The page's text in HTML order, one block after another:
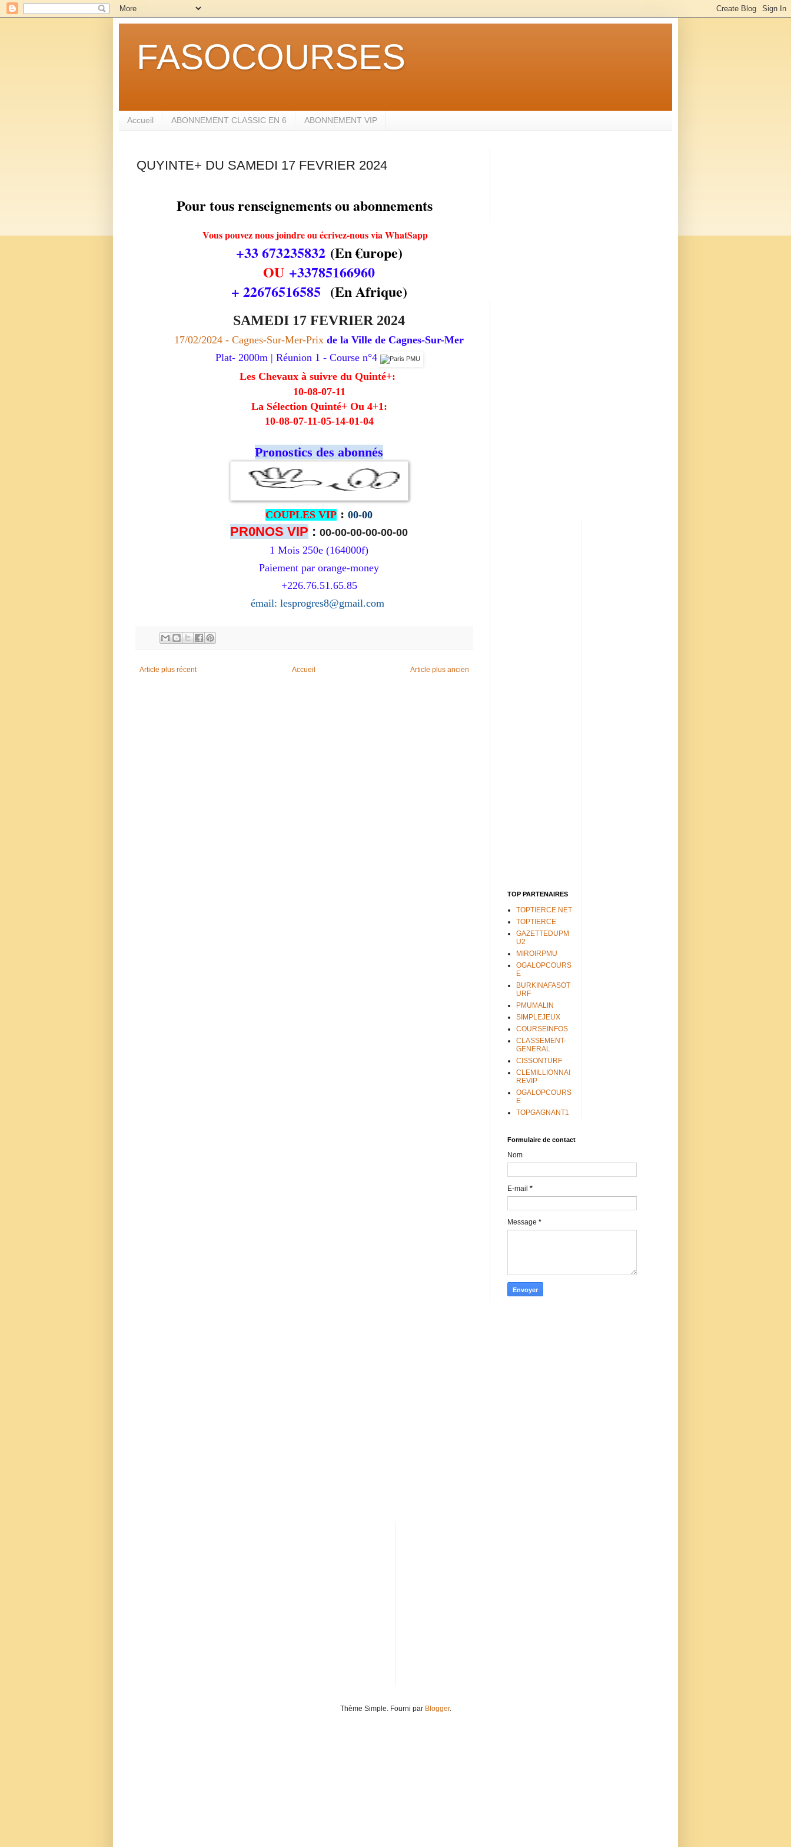
FASOCOURSES
Accueil ABONNEMENT CLASSIC EN 6 ABONNEMENT VIP
QUYINTE+ DU SAMEDI 17 FEVRIER 2024
Pour tous renseignements ou abonnements
Vous pouvez nous joindre ou écrivez-nous via WhatSapp
+33 673235832(En €urope)
OU +33785166960
+ 22676516585 (En Afrique)
SAMEDI 17 FEVRIER 2024
17/02/2024 - Cagnes-Sur-Mer-Prix de la Ville de Cagnes-Sur-Mer
Plat- 2000m | Réunion 1 - Course n°4
Les Chevaux à suivre du Quinté+:
10-08-07-11
La Sélection Quinté+ Ou 4+1:
10-08-07-11-05-14-01-04
Pronostics des abonnés
COUPLES VIP : 00-00
PR0NOS VIP : 00-00-00-00-00-00
1 Mois 250e (164000f)
Paiement par orange-money
+226.76.51.65.85
émail: lesprogres8@gmail.com
Article plus récent Article plus ancien
Accueil
TOP PARTENAIRES
TOPTIERCE.NET
TOPTIERCE
GAZETTEDUPM
U2
MIROIRPMU
OGALOPCOURS
E
BURKINAFASOT
URF
PMUMALIN
SIMPLEJEUX
COURSEINFOS
CLASSEMENT-
GENERAL
CISSONTURF
CLEMILLIONNAI
REVIP
OGALOPCOURS
E
TOPGAGNANT1
Formulaire de contact
Nom
E-mail *
Message *
Thème Simple. Fourni par Blogger.